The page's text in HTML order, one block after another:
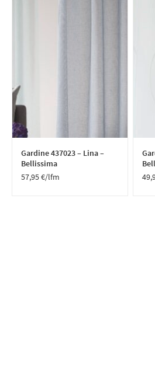
Gardine 437023 – Lina –
Bellissima
57,95€/lfm